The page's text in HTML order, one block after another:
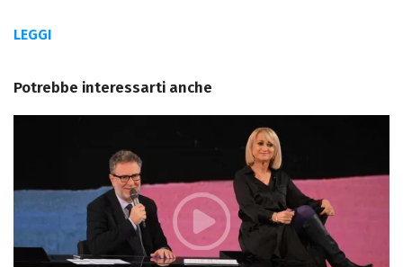
LEGGI
Potrebbe interessarti anche